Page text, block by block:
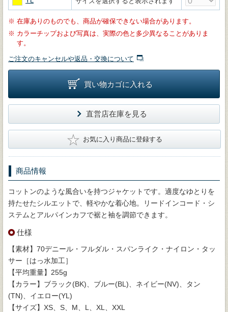
※ 在庫ありのものでも、商品が確保できない場合があります。
※ カラーチップおよび写真は、実際の色と多少異なることがありま
す。
ご注文のキャンセルや返品・交換について
買い物カゴに入れる
直営店在庫を見る
★ お気に入り商品に登録する
商品情報
コットンのような風合いを持つジャケットです。適度なゆとりを
持たせたシルエットで、軽やかな着心地。リードインコード・シ
ステムとアルパインカフで裾と袖を調節できます。
仕様
【素材】70デニール・フルダル・スパンライク・ナイロン・タッ
サー［はっ水加工］
【平均重量】255g
【カラー】ブラック(BK)、ブルー(BL)、ネイビー(NV)、タン
(TN)、イエロー(YL)
【サイズ】XS、S、M、L、XL、XXL